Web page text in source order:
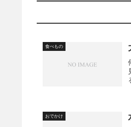
食べもの
おでかけ